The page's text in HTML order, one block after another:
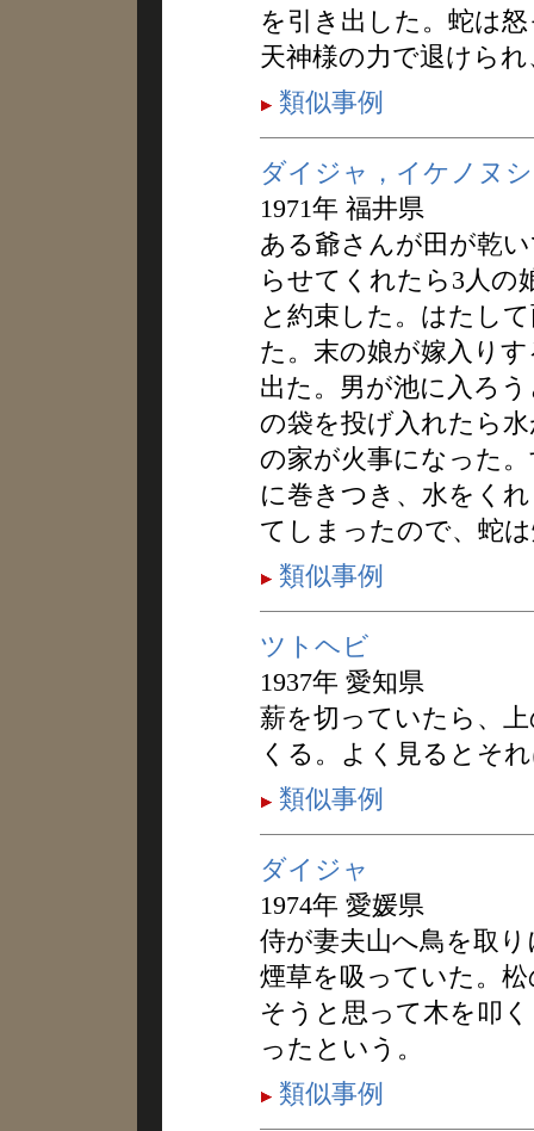
を引き出した。蛇は
天神様の力で退けら
類似事例
ダイジャ，イケノヌシ
1971年 福井県
ある爺さんが田が乾
らせてくれたら3人の
と約束した。はたし
た。末の娘が嫁入り
出た。男が池に入ろ
の袋を投げ入れたら
の家が火事になった
に巻きつき、水をく
てしまったので、蛇
類似事例
ツトヘビ
1937年 愛知県
薪を切っていたら、
くる。よく見るとそ
類似事例
ダイジャ
1974年 愛媛県
侍が妻夫山へ鳥を取
煙草を吸っていた。
そうと思って木を叩
ったという。
類似事例